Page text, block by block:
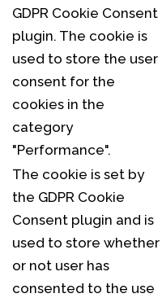
GDPR Cookie Consent
plugin. The cookie is
used to store the user
consent for the
cookies in the
category
"Performance".
The cookie is set by
the GDPR Cookie
Consent plugin and is
used to store whether
or not user has
consented to the use